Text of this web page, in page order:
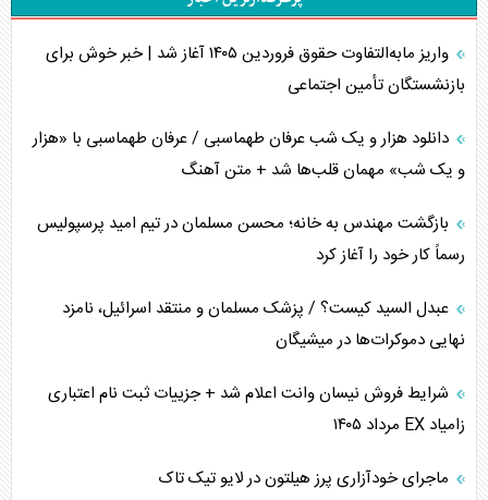
اربعین، کابوس مشترک تل‌آویو-واشنگتن
برنامه هفتم توسعه در نقطه کور سیاستگذاری
اوکراین بازوی مخرب آمریکا در غرب آسیا
اهمیت راهبردی اردن برای آمریکا
پیام، ظرفیت بالفعل‌نشده تجارت ایران
همسویی عربستان با سنتکام علیه متحدان ایران
ترامپ و توهم خلع سلاح حماس
چرا کویت به دنبال شریک امنیتی جدید است؟
اعتراف غرب به قدرت ایران در تثبیت معادلات
واریز مابه‌التفاوت حقوق فروردین ۱۴۰۵ آغاز شد | خبر خوش برای
بازنشستگان تأمین اجتماعی
دانلود هزار و یک شب عرفان طهماسبی / عرفان طهماسبی با «هزار
و یک شب» مهمان قلب‌ها شد + متن آهنگ
بازگشت مهندس به خانه؛ محسن مسلمان در تیم امید پرسپولیس
رسماً کار خود را آغاز کرد
عبدل السید کیست؟ / پزشک مسلمان و منتقد اسرائیل، نامزد
نهایی دموکرات‌ها در میشیگان
شرایط فروش نیسان وانت اعلام شد + جزییات ثبت نام اعتباری
زامیاد EX مرداد ۱۴۰۵
ماجرای خودآزاری پرز هیلتون در لایو تیک تاک